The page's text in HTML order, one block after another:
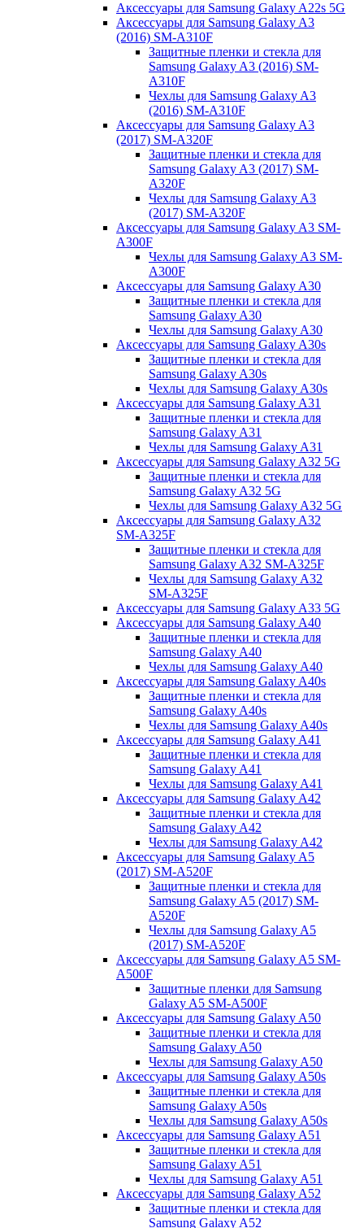
Аксессуары для Samsung Galaxy A22s 5G
Аксессуары для Samsung Galaxy A3
(2016) SM-A310F
Защитные пленки и стекла для
Samsung Galaxy A3 (2016) SM-
A310F
Чехлы для Samsung Galaxy A3
(2016) SM-A310F
Аксессуары для Samsung Galaxy A3
(2017) SM-A320F
Защитные пленки и стекла для
Samsung Galaxy A3 (2017) SM-
A320F
Чехлы для Samsung Galaxy A3
(2017) SM-A320F
Аксессуары для Samsung Galaxy A3 SM-
A300F
Чехлы для Samsung Galaxy A3 SM-
A300F
Аксессуары для Samsung Galaxy A30
Защитные пленки и стекла для
Samsung Galaxy A30
Чехлы для Samsung Galaxy A30
Аксессуары для Samsung Galaxy A30s
Защитные пленки и стекла для
Samsung Galaxy A30s
Чехлы для Samsung Galaxy A30s
Аксессуары для Samsung Galaxy A31
Защитные пленки и стекла для
Samsung Galaxy A31
Чехлы для Samsung Galaxy A31
Аксессуары для Samsung Galaxy A32 5G
Защитные пленки и стекла для
Samsung Galaxy A32 5G
Чехлы для Samsung Galaxy A32 5G
Аксессуары для Samsung Galaxy A32
SM-A325F
Защитные пленки и стекла для
Samsung Galaxy A32 SM-A325F
Чехлы для Samsung Galaxy A32
SM-A325F
Аксессуары для Samsung Galaxy A33 5G
Аксессуары для Samsung Galaxy A40
Защитные пленки и стекла для
Samsung Galaxy A40
Чехлы для Samsung Galaxy A40
Аксессуары для Samsung Galaxy A40s
Защитные пленки и стекла для
Samsung Galaxy A40s
Чехлы для Samsung Galaxy A40s
Аксессуары для Samsung Galaxy A41
Защитные пленки и стекла для
Samsung Galaxy A41
Чехлы для Samsung Galaxy A41
Аксессуары для Samsung Galaxy A42
Защитные пленки и стекла для
Samsung Galaxy A42
Чехлы для Samsung Galaxy A42
Аксессуары для Samsung Galaxy A5
(2017) SM-A520F
Защитные пленки и стекла для
Samsung Galaxy A5 (2017) SM-
A520F
Чехлы для Samsung Galaxy A5
(2017) SM-A520F
Аксессуары для Samsung Galaxy A5 SM-
A500F
Защитные пленки для Samsung
Galaxy A5 SM-A500F
Аксессуары для Samsung Galaxy A50
Защитные пленки и стекла для
Samsung Galaxy A50
Чехлы для Samsung Galaxy A50
Аксессуары для Samsung Galaxy A50s
Защитные пленки и стекла для
Samsung Galaxy A50s
Чехлы для Samsung Galaxy A50s
Аксессуары для Samsung Galaxy A51
Защитные пленки и стекла для
Samsung Galaxy A51
Чехлы для Samsung Galaxy A51
Аксессуары для Samsung Galaxy A52
Защитные пленки и стекла для
Samsung Galaxy A52